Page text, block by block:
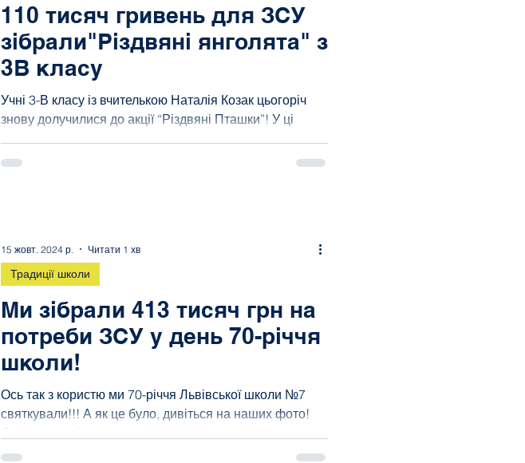
110 тисяч гривень для ЗСУ
зібрали"Різдвяні янголята" з
3В класу
Учні 3-В класу із вчителькою Наталія Козак цьогоріч
знову долучилися до акції “Різдвяні Пташки”! У ці
Ми зібрали 413 тисяч грн на
потреби ЗСУ у день 70-річчя
школи!
Ось так з користю ми 70-річчя Львівської школи №7
святкували!!! А як це було, дивіться на наших фото!
Дякуємо за підтримку нашого...
Традиції школи
15 жовт. 2024 р. Читати 1 хв